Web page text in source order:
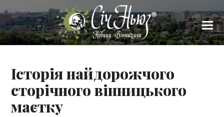
Історія найдорожчого
сторічного вінницького
маєтку